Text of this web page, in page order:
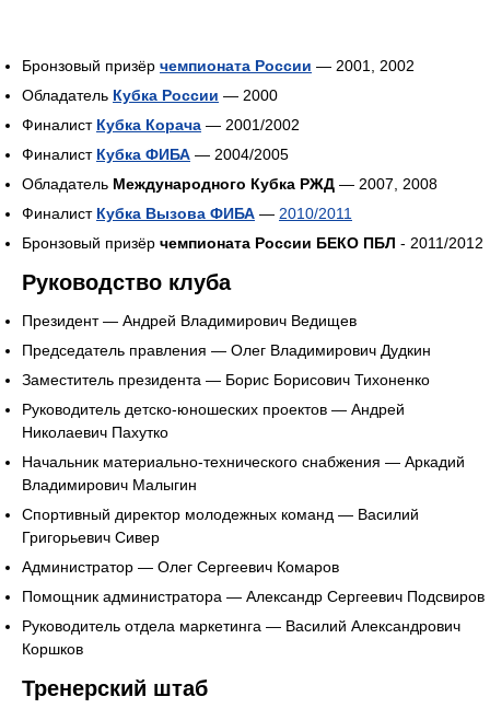
Бронзовый призёр чемпионата России — 2001, 2002
Обладатель Кубка России — 2000
Финалист Кубка Корача — 2001/2002
Финалист Кубка ФИБА — 2004/2005
Обладатель Международного Кубка РЖД — 2007, 2008
Финалист Кубка Вызова ФИБА — 2010/2011
Бронзовый призёр чемпионата России БЕКО ПБЛ - 2011/2012
Руководство клуба
Президент — Андрей Владимирович Ведищев
Председатель правления — Олег Владимирович Дудкин
Заместитель президента — Борис Борисович Тихоненко
Руководитель детско-юношеских проектов — Андрей
Николаевич Пахутко
Начальник материально-технического снабжения — Аркадий
Владимирович Малыгин
Спортивный директор молодежных команд — Василий
Григорьевич Сивер
Администратор — Олег Сергеевич Комаров
Помощник администратора — Александр Сергеевич Подсвиров
Руководитель отдела маркетинга — Василий Александрович
Коршков
Тренерский штаб